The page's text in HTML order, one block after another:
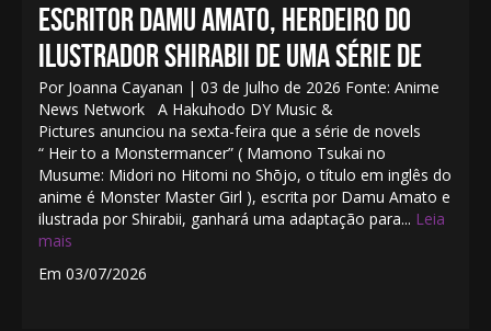
ESCRITOR DAMU AMATO, HERDEIRO DO
ILUSTRADOR SHIRABII DE UMA SÉRIE DE
Por Joanna Cayanan | 03 de Julho de 2026 Fonte: Anime
News Network A Hakuhodo DY Music &
Pictures anunciou na sexta-feira que a série de novels
“ Heir to a Monstermancer” ( Mamono Tsukai no
Musume: Midori no Hitomi no Shōjo, o título em inglês do
anime é Monster Master Girl ), escrita por Damu Amato e
ilustrada por Shirabii, ganhará uma adaptação para... Leia
mais
Em 03/07/2026